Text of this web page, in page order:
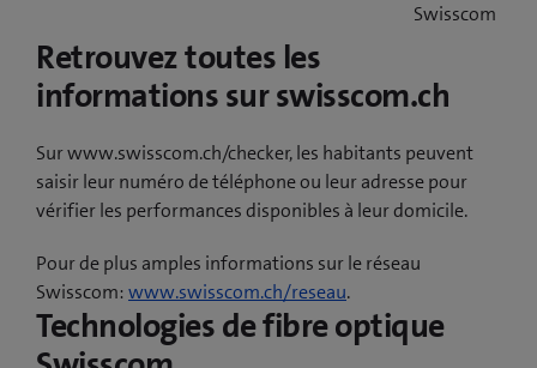
Swisscom
Retrouvez toutes les
informations sur swisscom.ch
Sur www.swisscom.ch/checker, les habitants peuvent
saisir leur numéro de téléphone ou leur adresse pour
vérifier les performances disponibles à leur domicile.
Pour de plus amples informations sur le réseau
Swisscom: www.swisscom.ch/reseau.
Technologies de fibre optique